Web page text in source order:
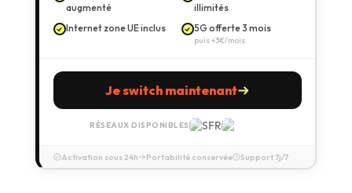
augmenté
illimités
Internet zone UE inclus
5G offerte 3 mois
puis +3€/mois
Je switch maintenant
RÉSEAUX DISPONIBLES
Activation sous 24h Portabilité conservée Support 7j/7